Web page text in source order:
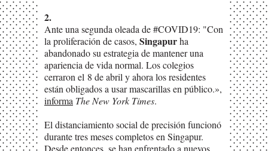
2.
Ante una segunda oleada de #COVID19: "Con
la proliferación de casos, Singapurha
abandonado su estrategia de mantener una
apariencia de vida normal. Los colegios
cerraron el 8 de abril y ahora los residentes
están obligados a usar mascarillas en público.»,
informa The New York Times.
El distanciamiento social de precisión funcionó
durante tres meses completos en Singapur.
Desde entonces, se han enfrentado a nuevos